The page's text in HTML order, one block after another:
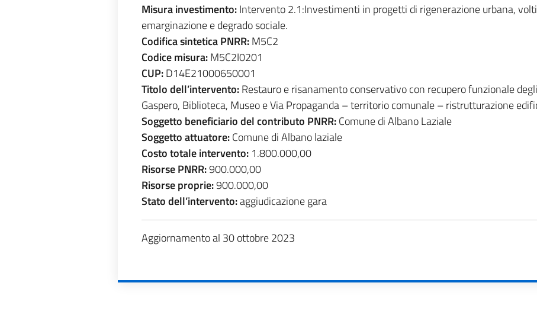
Misura investimento:Intervento 2.1:Investimenti in progetti di rigenerazione urbana,
emarginazione e degrado sociale.
Codifica sintetica PNRR:M5C2
Codice misura:M5C2I0201
CUP:D14E21000650001
Titolo dell’intervento:Restauro e risanamento conservativo con recupero funzionale
Gaspero, Biblioteca, Museo e Via Propaganda – territorio comunale – ristrutturazione
Soggetto beneficiario del contributo PNRR:Comune di Albano Laziale
Soggetto attuatore:Comune di Albano laziale
Costo totale intervento:1.800.000,00
Risorse PNRR:900.000,00
Risorse proprie:900.000,00
Stato dell’intervento:aggiudicazione gara
Aggiornamento al 30 ottobre 2023